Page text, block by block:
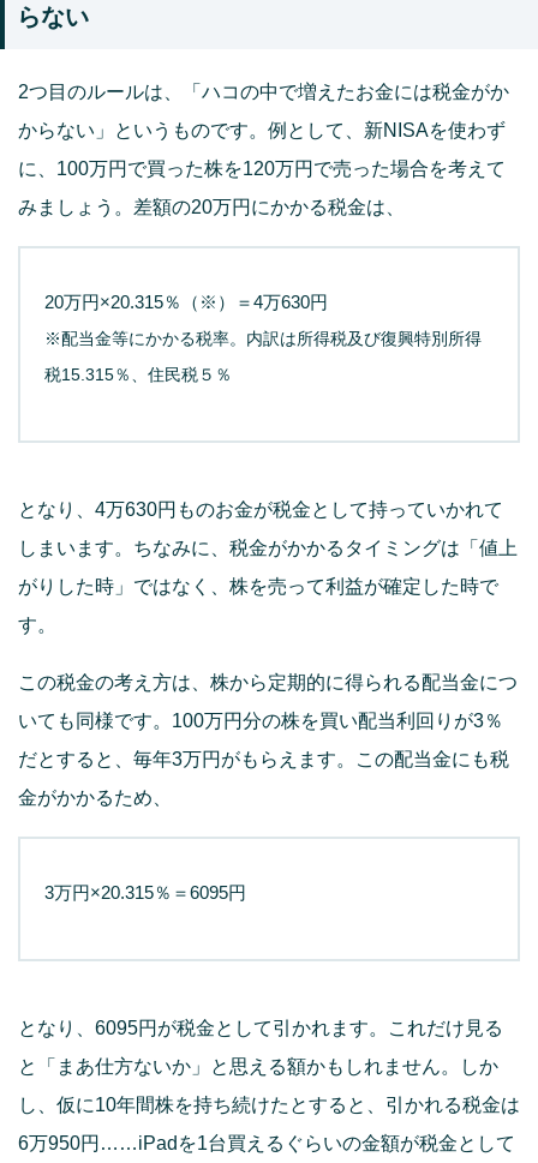
らない
2つ目のルールは、「ハコの中で増えたお⾦には税⾦がか
からない」というものです。例として、新NISAを使わず
に、100万円で買った株を120万円で売った場合を考えて
みましょう。差額の20万円にかかる税金は、
20万円×20.315％（※）＝4万630円
※配当金等にかかる税率。内訳は所得税及び復興特別所得
税15.315％、住民税５％
となり、4万630円ものお⾦が税⾦として持っていかれて
しまいます。ちなみに、税金がかかるタイミングは「値上
がりした時」ではなく、株を売って利益が確定した時で
す。
この税金の考え方は、株から定期的に得られる配当金につ
いても同様です。100万円分の株を買い配当利回りが3％
だとすると、毎年3万円がもらえます。この配当⾦にも税
金がかかるため、
3万円×20.315％＝6095円
となり、6095円が税⾦として引かれます。これだけ見る
と「まあ仕方ないか」と思える額かもしれません。しか
し、仮に10年間株を持ち続けたとすると、引かれる税金は
6万950円……iPadを1台買えるぐらいの金額が税金として